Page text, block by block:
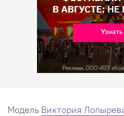
Модель Виктория